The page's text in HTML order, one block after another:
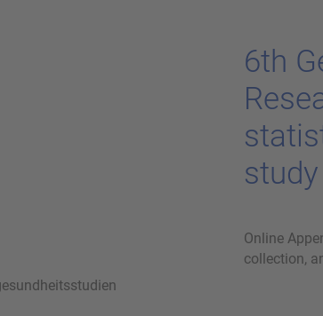
6th
Online
collection,